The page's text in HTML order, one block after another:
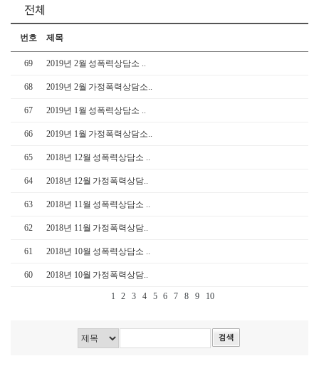
전체
번호 제목
69 2019년 2월 성폭력상담소 ..
68 2019년 2월 가정폭력상담소..
67 2019년 1월 성폭력상담소 ..
66 2019년 1월 가정폭력상담소..
65 2018년 12월 성폭력상담소 ..
64 2018년 12월 가정폭력상담..
63 2018년 11월 성폭력상담소 ..
62 2018년 11월 가정폭력상담..
61 2018년 10월 성폭력상담소 ..
60 2018년 10월 가정폭력상담..
1 2 3 4 5 6 7 8 9 10